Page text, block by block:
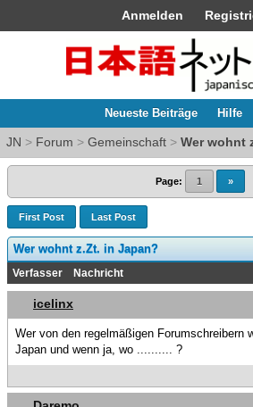
Anmelden
Neueste Beiträge Hilfe
JN > Forum > Gemeinschaft > Wer wohnt
Page: 1 »
First Post Last Post
Wer wohnt z.Zt. in Japan?
Verfasser Nachricht
icelinx
Wer von den regelmäßigen Forumschreibern
Japan und wenn ja, wo .......... ?